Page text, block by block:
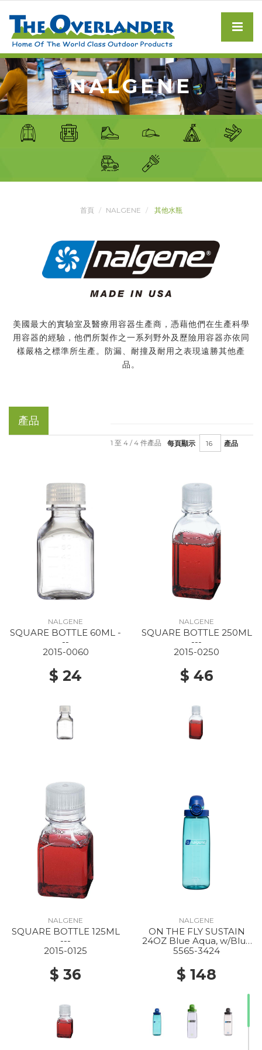
NALGENE
首頁 NALGENE 其他水瓶
美國最大的實驗室及醫療用容器生產商，憑藉他們在生產科學
用容器的經驗，他們所製作之一系列野外及歷險用容器亦依同
樣嚴格之標準所生產。防漏、耐撞及耐用之表現遠勝其他產
品。
產品
每頁顯示 產品
1 至 4 / 4 件產品
NALGENE
SQUARE BOTTLE 60ML -
--
2015-0060
$ 24
NALGENE
SQUARE BOTTLE 250ML
---
2015-0250
$ 46
NALGENE
SQUARE BOTTLE 125ML
---
2015-0125
$ 36
NALGENE
ON THE FLY SUSTAIN
24OZ Blue Aqua, w/Blue
Aqua
5565-3424
$ 148